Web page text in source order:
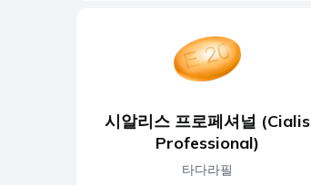
시알리스 프로페셔널 (Cialis
Professional)
타다라필